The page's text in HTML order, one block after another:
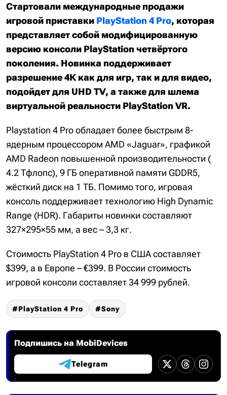
Стартовали международные продажи
игровой приставки PlayStation 4 Pro, которая
представляет собой модифицированную
версию консоли PlayStation четвёртого
поколения. Новинка поддерживает
разрешение 4К как для игр, так и для видео,
подойдет для UHD TV, а также для шлема
виртуальной реальности PlayStation VR.
Playstation 4 Pro обладает более быстрым 8-
ядерным процессором AMD «Jaguar», графикой
AMD Radeon повышенной производительности (
4.2 Тфлопс), 9 ГБ оперативной памяти GDDR5,
жёсткий диск на 1 ТБ. Помимо того, игровая
консоль поддерживает технологию High Dynamic
Range (HDR). Габариты новинки составляют
327×295×55 мм, а вес – 3,3 кг.
Стоимость PlayStation 4 Pro в США составляет
$399, а в Европе – €399. В России стоимость
игровой консоли составляет 34 999 рублей.
PlayStation 4 Pro Sony
Подпишись на MobiDevices
Telegram